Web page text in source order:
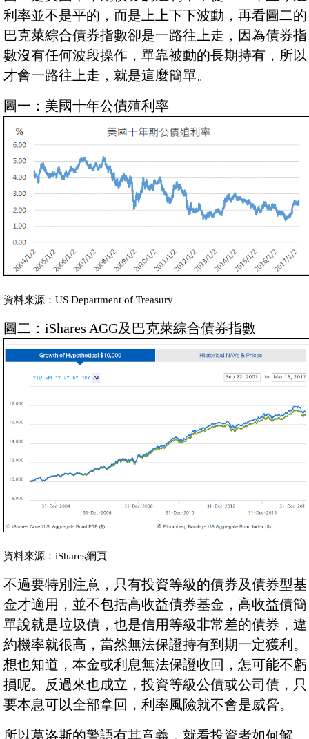
利率並不是平的，而是上上下下波動，再看圖二的
巴克萊綜合債券指數卻是一路往上走，因為債券指
數沒有任何波段操作，單靠被動的長期持有，所以
才會一路往上走，就是這麼簡單。
圖一：美國十年公債殖利率
資料來源：US Department of Treasury
圖二：iShares AGG及巴克萊綜合債券指數
資料來源：iShares網頁
不過要特別注意，只有投資等級的債券及債券型基
金才適用，並不包括高收益債券基金，高收益債簡
單說就是垃圾債，也是信用等級非常差的債券，違
約機率就很高，當然無法保證持有到期一定獲利。
想也知道，本金或利息無法保證收回，怎可能不虧
損呢。反過來也成立，投資等級公債或公司債，只
要本息可以全部拿回，利率風險就不會是威脅。
所以葛洛斯的警語有其意義，就看投資者如何解